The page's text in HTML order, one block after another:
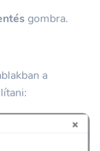
gombra.
a